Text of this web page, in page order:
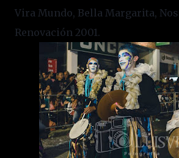
Vira Mundo, Bella Margarita,
Renovación 2001.